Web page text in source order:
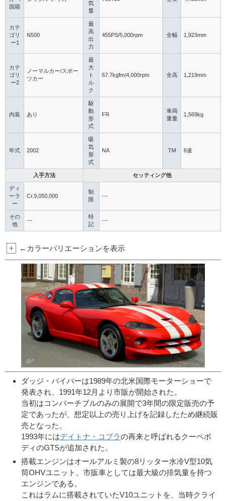
国籍
気
量
カテ
ゴリ
ー1
N500
最
高
出
力
455PS/5,000rpm 全幅 1,923mm
カテ
ゴリ
ー2
ノーマルカー/スポー
ツカー
最
大
ト
ル
ク
67.7kgfm/4,000rpm 全高 1,219mm
内装 あり
駆
動
形
式
FR
車両
重量
1,569kg
年式 2002
吸
気
形
式
NA TM 6速
入手方法 セッティング他
ディ
ーラ
ー
Cr.9,050,000
制
限
---
その
他
---
特
記
---
+ ←カラーバリエーションを表示
ダッジ・バイパーは1989年の北米国際モーターショーで
発表され、1991年12月より市販が開始された。
当初はコンバーチブルのみの展開で3年間の限定販売の予
定であったが、想定以上の売り上げを記録したため継続販
売となった。
1993年にはデイトナ・コブラの再来と呼ばれるクーペボ
ディのGTSが追加された。
搭載エンジンはオールアルミ製の8リッター水冷V型10気
筒OHVユニット。市販車としては最大級の排気量を持つ
エンジンである。
これはラムに搭載されていたV10ユニットを、当時クライ